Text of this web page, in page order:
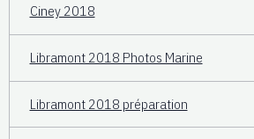
Ciney 2018
Libramont 2018 Photos Marine
Libramont 2018 préparation